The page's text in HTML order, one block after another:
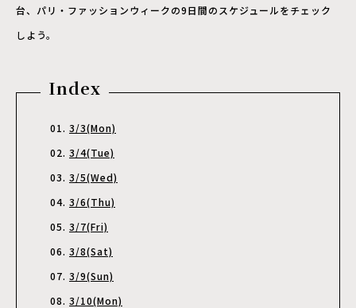
台、パリ・ファッションウィークの9日間のスケジュールをチェック
しよう。
Index
3/3(Mon)
3/4(Tue)
3/5(Wed)
3/6(Thu)
3/7(Fri)
3/8(Sat)
3/9(Sun)
3/10(Mon)